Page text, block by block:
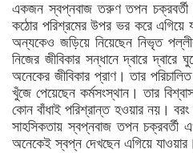
একজন স্বপ্নবাজ তরুণ তপন
কঠোর পরিশ্রমের উপর ভর করে এগিয়ে
অন্যকেও জড়িয়ে নিয়েছেন নিভৃত
নিজের জীবিকার সন্ধানে দ্বারে
অনেকের জীবিকার প্রাণ। তার
খুঁজে পেয়েছেন কর্মসংস্থান। তার
কোন বাঁধাই পরিশ্রান্ত হওয়ার নয়।
সাহসিকতায় স্বপ্নবাজ তপন
অনেকেই স্বপ্ন দেখছেন এগিয়ে যাওয়ার।